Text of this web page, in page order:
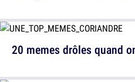
20 memes drôles quand